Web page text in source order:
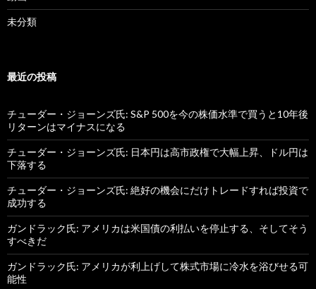
未分類
最近の投稿
チューダー・ジョーンズ氏: S&P 500を今の株価水準で買うと10年後
リターンはマイナスになる
チューダー・ジョーンズ氏: 日本円は高市政権で大幅上昇、ドル円は
下落する
チューダー・ジョーンズ氏: 絶好の機会にだけトレードすれば投資で
成功する
ガンドラック氏: アメリカは米国債の利払いを停止する、そしてそう
すべきだ
ガンドラック氏: アメリカが利上げして株式市場に冷水を浴びせる可
能性